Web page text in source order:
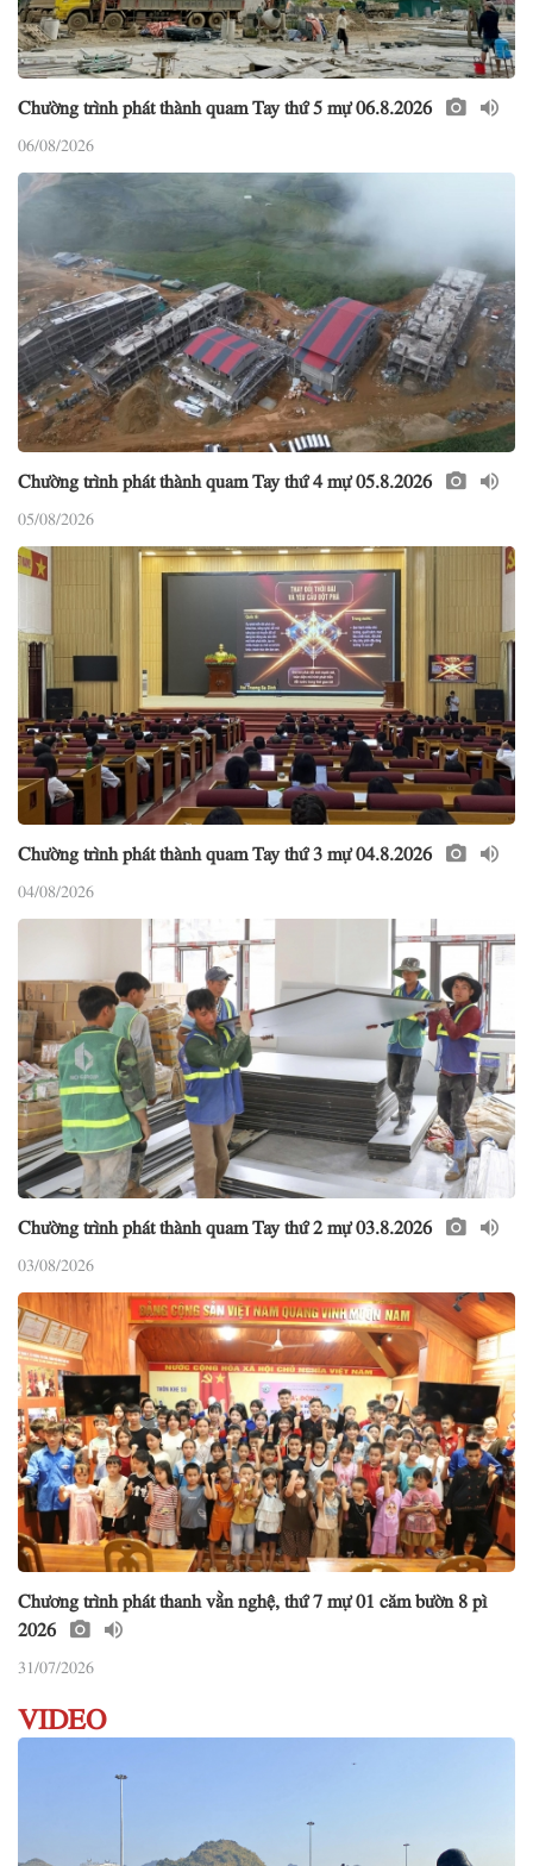
Chường trình phát thành quam Tay thứ 5 mự 06.8.2026
06/08/2026
Chường trình phát thành quam Tay thứ 4 mự 05.8.2026
05/08/2026
Chường trình phát thành quam Tay thứ 3 mự 04.8.2026
04/08/2026
Chường trình phát thành quam Tay thứ 2 mự 03.8.2026
03/08/2026
Chương trình phát thanh vằn nghệ, thứ 7 mự 01 căm bườn 8 pì
2026
31/07/2026
VIDEO